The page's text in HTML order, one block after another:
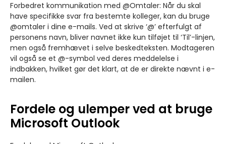
Forbedret kommunikation med @Omtaler: Når du skal
have specifikke svar fra bestemte kolleger, kan du bruge
@omtaler i dine e-mails. Ved at skrive ‘@’ efterfulgt af
personens navn, bliver navnet ikke kun tilføjet til ‘Til’-linjen,
men også fremhævet i selve beskedteksten. Modtageren
vil også se et @-symbol ved deres meddelelse i
indbakken, hvilket gør det klart, at de er direkte nævnt i e-
mailen.
Fordele og ulemper ved at bruge
Microsoft Outlook